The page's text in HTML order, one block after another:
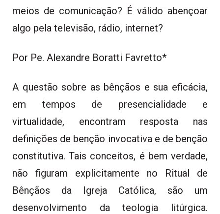
meios de comunicação? É válido abençoar
algo pela televisão, rádio, internet?
Por Pe. Alexandre Boratti Favretto*
A questão sobre as bênçãos e sua eficácia,
em tempos de presencialidade e
virtualidade, encontram resposta nas
definições de benção invocativa e de benção
constitutiva. Tais conceitos, é bem verdade,
não figuram explicitamente no Ritual de
Bênçãos da Igreja Católica, são um
desenvolvimento da teologia litúrgica.